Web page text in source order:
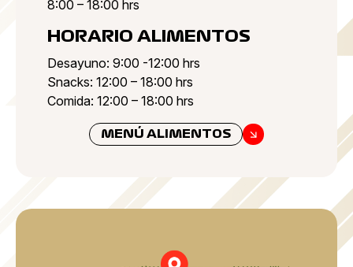
8:00 – 18:00 hrs
HORARIO ALIMENTOS
Desayuno: 9:00 -12:00 hrs
Snacks: 12:00 – 18:00 hrs
Comida: 12:00 – 18:00 hrs
MENÚ ALIMENTOS